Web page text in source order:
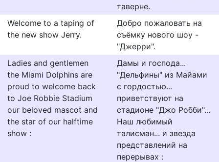
таверне.
Welcome to a taping of
the new show Jerry.
Добро пожаловать на
съёмку нового шоу -
"Джерри".
Ladies and gentlemen
the Miami Dolphins are
proud to welcome back
to Joe Robbie Stadium
our beloved mascot and
the star of our halftime
show :
Дамы и господа...
"Дельфины" из Майами
с гордостью...
приветствуют на
стадионе "Джо Робби"...
Наш любимый
талисман... и звезда
представлений на
перерывах :